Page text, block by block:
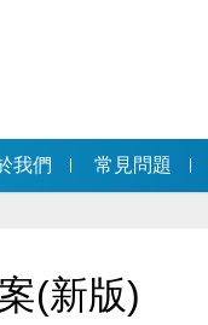
我們 常見問題
(新版)